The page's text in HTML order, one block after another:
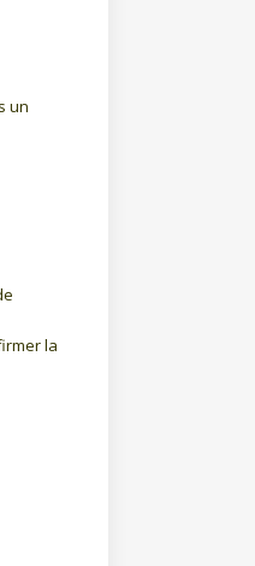
un
la